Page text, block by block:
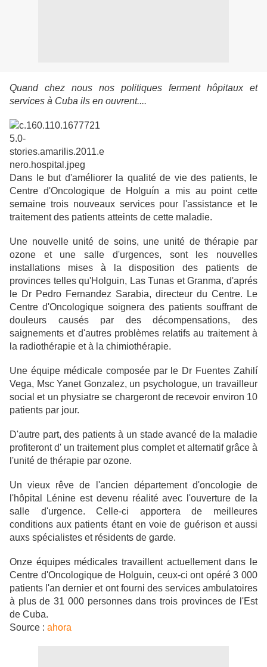
Quand chez nous nos politiques ferment hôpitaux et
services à Cuba ils en ouvrent....
Dans le but d'améliorer la qualité de vie des patients, le
Centre d'Oncologique de Holguín a mis au point cette
semaine trois nouveaux services pour l'assistance et le
traitement des patients atteints de cette maladie.
Une nouvelle unité de soins, une unité de thérapie par
ozone et une salle d'urgences, sont les nouvelles
installations mises à la disposition des patients de
provinces telles qu'Holguin, Las Tunas et Granma, d'aprés
le Dr Pedro Fernandez Sarabia, directeur du Centre. Le
Centre d'Oncologique soignera des patients souffrant de
douleurs causés par des décompensations, des
saignements et d'autres problèmes relatifs au traitement à
la radiothérapie et à la chimiothérapie.
Une équipe médicale composée par le Dr Fuentes Zahilí
Vega, Msc Yanet Gonzalez, un psychologue, un travailleur
social et un physiatre se chargeront de recevoir environ 10
patients par jour.
D'autre part, des patients à un stade avancé de la maladie
profiteront d' un traitement plus complet et alternatif grâce à
l'unité de thérapie par ozone.
Un vieux rêve de l'ancien département d'oncologie de
l'hôpital Lénine est devenu réalité avec l'ouverture de la
salle d'urgence. Celle-ci apportera de meilleures
conditions aux patients étant en voie de guérison et aussi
auxs spécialistes et résidents de garde.
Onze équipes médicales travaillent actuellement dans le
Centre d'Oncologique de Holguin, ceux-ci ont opéré 3 000
patients l'an dernier et ont fourni des services ambulatoires
à plus de 31 000 personnes dans trois provinces de l'Est
de Cuba.
Source : ahora